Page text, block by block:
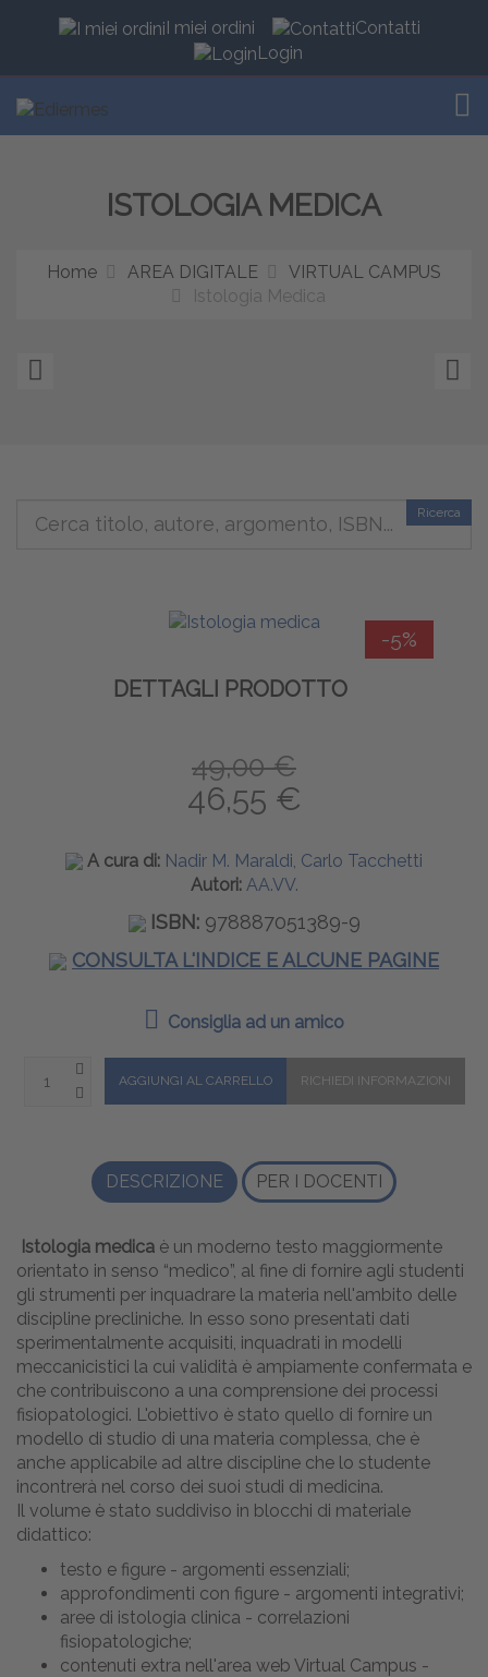
I miei ordini
Contatti
Login
ISTOLOGIA MEDICA
Home AREA DIGITALE
VIRTUAL CAMPUS
Istologia Medica
Ricerca
-5%
DETTAGLI PRODOTTO
49,00 €
46,55 €
A cura di: Nadir M. Maraldi, Carlo Tacchetti
Autori: AA.VV.
ISBN: 978887051389-9
CONSULTA L'INDICE E ALCUNE PAGINE
Consiglia ad un amico
DESCRIZIONE PER I DOCENTI
Istologia medica è un moderno testo maggiormente
orientato in senso “medico”, al fine di fornire agli studenti
gli strumenti per inquadrare la materia nell'ambito delle
discipline precliniche. In esso sono presentati dati
sperimentalmente acquisiti, inquadrati in modelli
meccanicistici la cui validità è ampiamente confermata e
che contribuiscono a una comprensione dei processi
fisiopatologici. L'obiettivo è stato quello di fornire un
modello di studio di una materia complessa, che è
anche applicabile ad altre discipline che lo studente
incontrerà nel corso dei suoi studi di medicina.
Il volume è stato suddiviso in blocchi di materiale
didattico:
testo e figure - argomenti essenziali;
approfondimenti con figure - argomenti integrativi;
aree di istologia clinica - correlazioni
fisiopatologiche;
contenuti extra nell'area web Virtual Campus -